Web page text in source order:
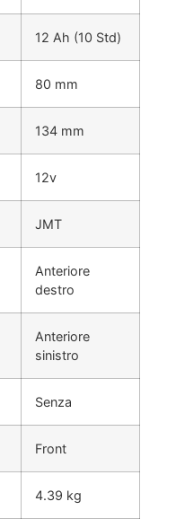
12 Ah (10 Std)
80 mm
134 mm
12v
JMT
Anteriore
destro
Anteriore
sinistro
Senza
Front
4.39 kg